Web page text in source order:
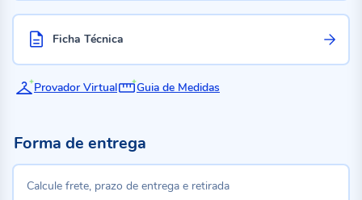
Ficha Técnica
Provador Virtual Guia de Medidas
Forma de entrega
Calcule frete, prazo de entrega e retirada